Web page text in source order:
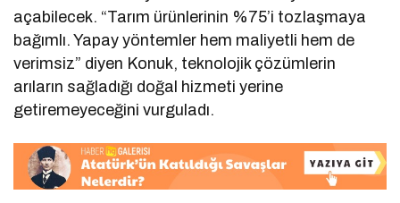
açabilecek. “Tarım ürünlerinin %75’i tozlaşmaya
bağımlı. Yapay yöntemler hem maliyetli hem de
verimsiz” diyen Konuk, teknolojik çözümlerin
arıların sağladığı doğal hizmeti yerine
getiremeyeceğini vurguladı.